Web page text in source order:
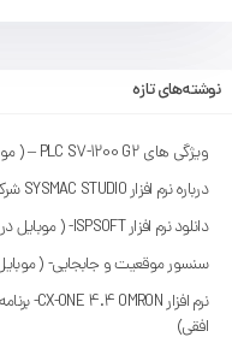
نوشته‌های تازه
ویژگی های PLC S7-1200 G2 – ( موبایل در حالت افقی)
درباره نرم افزار SYSMAC STUDIO شرکت Omron- ( موبایل در حالت افقی)
دانلود نرم افزار ISPSOFT- ( موبایل در حالت افقی)
سنسور موقعیت و جابجایی- (
افقی)